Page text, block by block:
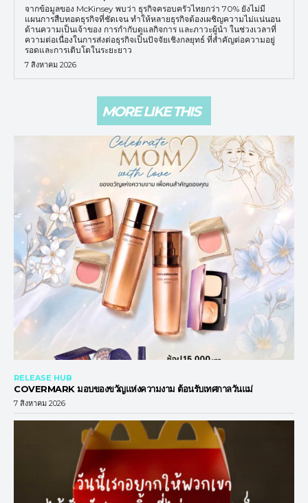
จากข้อมูลของ McKinsey พบว่า ธุรกิจครอบครัวไทยกว่า 70% ยังไม่มี
แผนการสืบทอดธุรกิจที่ชัดเจน ทำให้หลายธุรกิจต้องเผชิญความไม่แน่นอน
ด้านความเป็นเจ้าของ การกำกับดูแลกิจการ และภาวะผู้นำ ในช่วงเวลาที่
ความต่อเนื่องในการส่งต่อธุรกิจเป็นปัจจัยเชิงกลยุทธ์ ที่สำคัญต่อความอยู่
รอดและการเติบโตในระยะยาว
7 สิงหาคม 2026
MORE LIKE THIS
RELEASE HUB
COVERMARK มอบของขวัญแห่งความงาม ต้อนรับเทศกาลวันแม่
7 สิงหาคม 2026